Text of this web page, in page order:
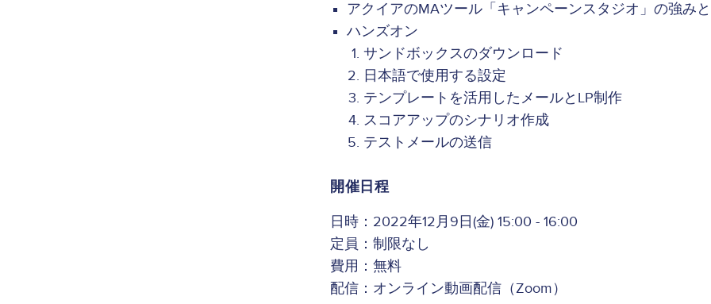
アクイアのMAツール「キャンペーンスタジオ」の強み
ハンズオン
サンドボックスのダウンロード
日本語で使用する設定
テンプレートを活用したメールとLP制作
スコアアップのシナリオ作成
テストメールの送信
開催日程
日時：2022年12月9日(金) 15:00 - 16:00
定員：制限なし
費用：無料
配信：オンライン動画配信（Zoom）